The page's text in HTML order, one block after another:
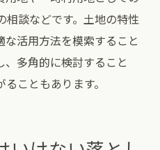
相談などです。土地の特性
活用方法を模索すること
多角的に検討すること
こともあります。